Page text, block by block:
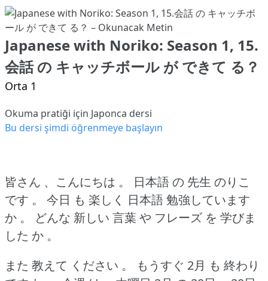
Japanese with Noriko: Season 1, 15.
会話 の キャッチボール が できて る？
Orta 1
Okuma pratiği için Japonca dersi
Bu dersi şimdi öğrenmeye başlayın
皆さん 、こんにちは 。
日本語 の 先生 のりこ
です 。
今日 も 楽しく 日本語 勉強しています
か 。
どんな 新しい 言葉 や フレーズ を 学びま
した か 。
また 教えて ください 。
もうすぐ 2月 も 終わり